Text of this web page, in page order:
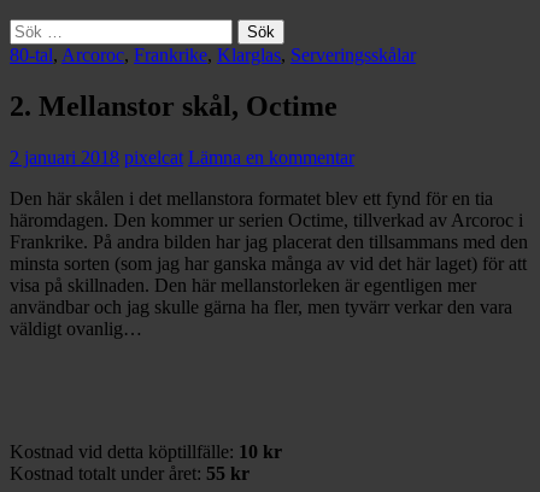
Sök
efter:
80-tal, Arcoroc, Frankrike, Klarglas, Serveringsskålar
2. Mellanstor skål, Octime
2 januari 2018 pixelcat Lämna en kommentar
Den här skålen i det mellanstora formatet blev ett fynd för en tia
häromdagen. Den kommer ur serien Octime, tillverkad av Arcoroc i
Frankrike. På andra bilden har jag placerat den tillsammans med den
minsta sorten (som jag har ganska många av vid det här laget) för att
visa på skillnaden. Den här mellanstorleken är egentligen mer
användbar och jag skulle gärna ha fler, men tyvärr verkar den vara
väldigt ovanlig…
Kostnad vid detta köptillfälle: 10 kr
Kostnad totalt under året: 55 kr